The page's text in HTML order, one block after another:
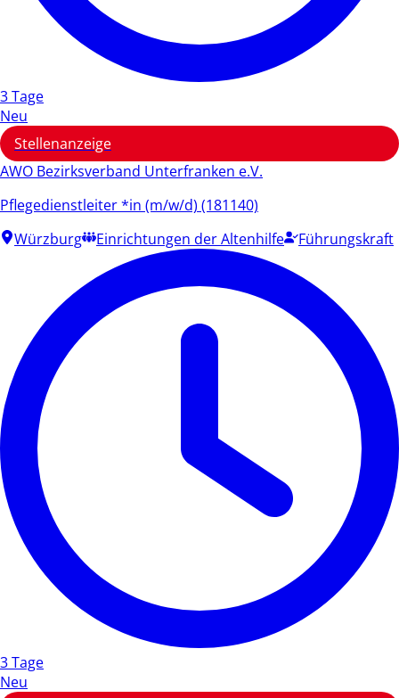
3 Tage
Neu
Stellenanzeige
AWO Bezirksverband Unterfranken e.V.
Pflegedienstleiter *in (m/w/d) (181140)
Würzburg
Einrichtungen der Altenhilfe Führungskraft
3 Tage
Neu